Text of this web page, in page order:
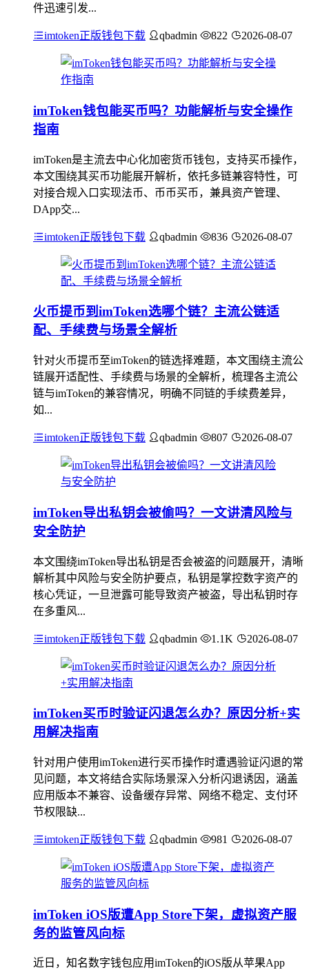
件迅速引发...
imtoken正版钱包下载 qbadmin 822 2026-08-07
imToken钱包能买币吗？功能解析与安全操作
指南
imToken是主流去中心化加密货币钱包，支持买币操作，
本文围绕其买币功能展开解析，依托多链兼容特性，可
对接合规入口实现法币、币币买币，兼具资产管理、
DApp交...
imtoken正版钱包下载 qbadmin 836 2026-08-07
火币提币到imToken选哪个链？主流公链适
配、手续费与场景全解析
针对火币提币至imToken的链选择难题，本文围绕主流公
链展开适配性、手续费与场景的全解析，梳理各主流公
链与imToken的兼容情况，明确不同链的手续费差异，
如...
imtoken正版钱包下载 qbadmin 807 2026-08-07
imToken导出私钥会被偷吗？一文讲清风险与
安全防护
本文围绕imToken导出私钥是否会被盗的问题展开，清晰
解析其中风险与安全防护要点，私钥是掌控数字资产的
核心凭证，一旦泄露可能导致资产被盗，导出私钥时存
在多重风...
imtoken正版钱包下载 qbadmin 1.1K 2026-08-07
imToken买币时验证闪退怎么办？原因分析+实
用解决指南
针对用户使用imToken进行买币操作时遭遇验证闪退的常
见问题，本文将结合实际场景深入分析闪退诱因，涵盖
应用版本不兼容、设备缓存异常、网络不稳定、支付环
节权限缺...
imtoken正版钱包下载 qbadmin 981 2026-08-07
imToken iOS版遭App Store下架，虚拟资产服
务的监管风向标
近日，知名数字钱包应用imToken的iOS版从苹果App